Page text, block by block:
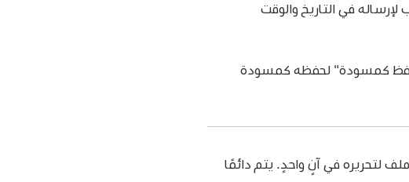
في التاريخ والوقت
كمسودة" لحفظه كمسودة
الطلاب فتح الملف لتحريره في آنٍ واحدٍ. يتم دائمًا